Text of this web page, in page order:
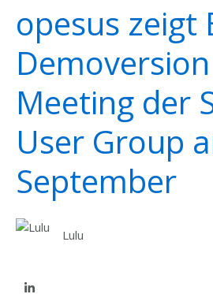
opesus zeigt
Meeting der
User Group
September
Lulu